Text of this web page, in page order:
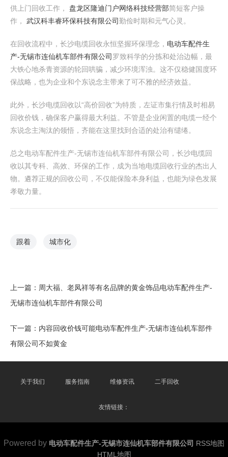
供上门回收工作， 盘龙区隆迪门户网络科技经营部简短客户操
作， 武汉科丰睿环保科技有限公司勤俭时期和元气心灵。
在回收流程中，长沙电缆回收永恒坚握环保理念， 电动车配件生
产-无锡市连仙机车部件有限公司 罗致科学的分拣和处治边幅，最
大铁心地杀青资源的轮回哄骗，减少环境浑浊。这不仅稳健国度环
保战略，也为企业和个东说念主带来了可不雅的经济效益。
此外，长沙电缆回收以“高价回收”为特质，左证市集行情及时相易
回收价钱，确保客户赢得最大利益。不管是企业闲置的电缆一经个
东说念主淘汰的领悟，齐能在这里找到合适的处治有缱绻。
总之电动车配件生产-无锡市连仙机车部件有限公司，长沙电缆回
收以其专科、高效、环保的工作，成为当地电缆回收行业的杰出人
物。遴荐正规的回收公司，不仅能保险本身利益，也能为绿色发展
孝敬力量。
跟着 城市化
上一篇： 周大福、老凤祥等有名品牌的黄金饰品电动车配件生产-
无锡市连仙机车部件有限公司
下一篇： 内容回收价钱可能电动车配件生产-无锡市连仙机车部件
有限公司不如黄金
关于我们 服务指南 维修资讯 二手回收
友情链接：
Powered by 电动车配件生产-无锡市连仙机车部件有限公司 RSS地图
HTML地图